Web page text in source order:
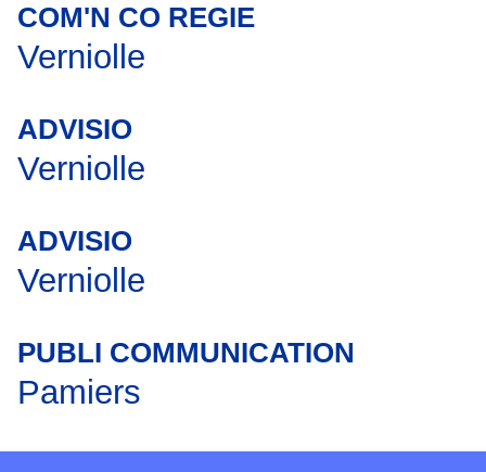
COM'N CO REGIE
Verniolle
ADVISIO
Verniolle
ADVISIO
Verniolle
PUBLI COMMUNICATION
Pamiers